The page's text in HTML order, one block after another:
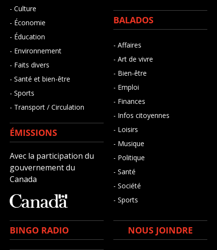
- Culture
- Économie
- Éducation
- Environnement
- Faits divers
- Santé et bien-être
- Sports
- Transport / Circulation
ÉMISSIONS
Avec la participation du
gouvernement du
Canada
BALADOS
- Affaires
- Art de vivre
- Bien-être
- Emploi
- Finances
- Infos citoyennes
- Loisirs
- Musique
- Politique
- Santé
- Société
- Sports
BINGO RADIO NOUS JOINDRE